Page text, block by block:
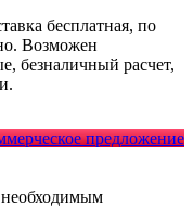
бесплатная, по
Возможен
безналичный расчет,
предложение